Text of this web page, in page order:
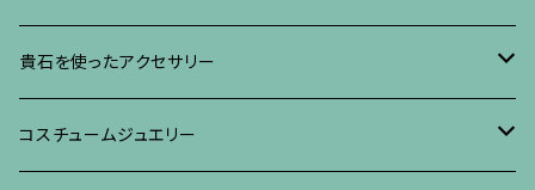
ブレスレット、その他
イヤリング、ピアス
ブローチ
イヤリング、ピアス
朴の木やポプラに蒔絵のアクセサリー
ブローチ
その他の蒔絵のアクセサリー
ネックレス、ペンダント
リング
イヤリング、ピアス
ネックレス、ペンダント
ブローチ
イヤリング、ピアス
貴石を使ったアクセサリー
ブローチ
コスチュームジュエリー